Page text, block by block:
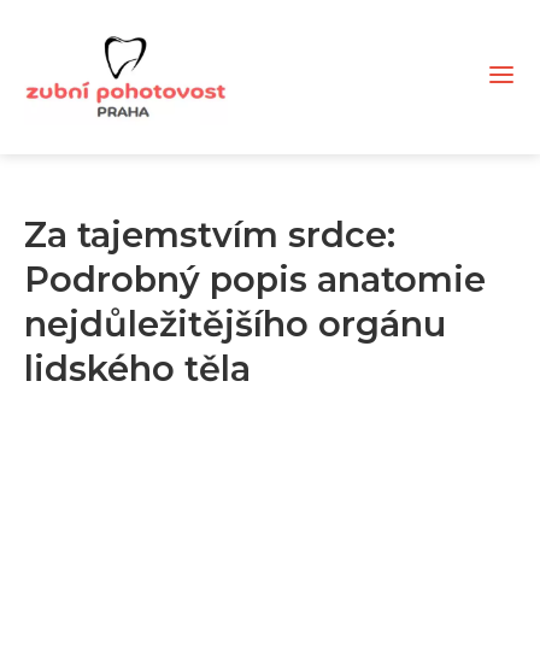
Za tajemstvím srdce:
Podrobný popis anatomie
nejdůležitějšího orgánu
lidského těla